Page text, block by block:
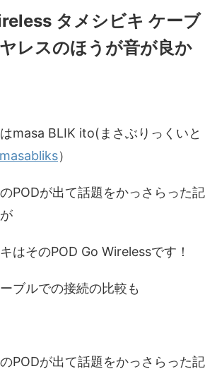
タメシビキ ケーブ
レスのほうが音が良か
masa BLIK ito(まさぶりっくいと
）
PODが出て話題をかっさらった記
はそのPOD Go Wirelessです！
ブルでの接続の比較も
PODが出て話題をかっさらった記